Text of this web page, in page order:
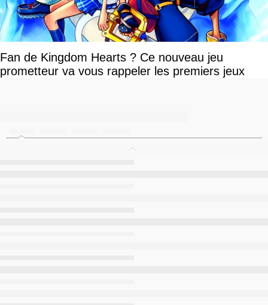
Fan de Kingdom Hearts ? Ce nouveau jeu
prometteur va vous rappeler les premiers jeux